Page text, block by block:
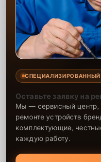
СПЕЦИАЛИЗИРОВАННЫЙ
Оставьте заявку на
Мы — сервисный центр,
ремонте устройств
комплектующие,
каждую работу.